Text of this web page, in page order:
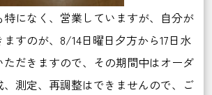
特になく、営業していますが、自分が
すのが、8/14日曜日夕方から17日水
だきますので、その期間中はオーダ
、測定、再調整はできませんので、ご